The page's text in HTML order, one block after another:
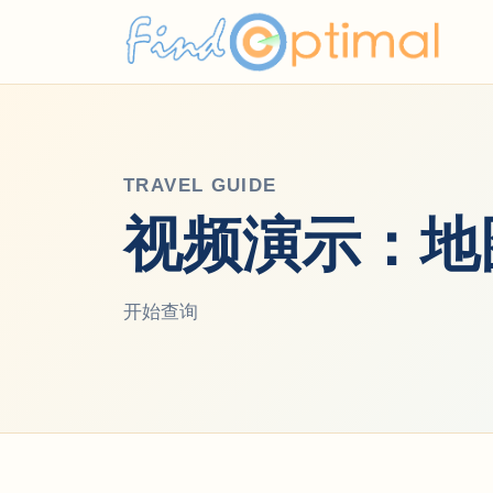
TRAVEL GUIDE
视频演示：
开始查询